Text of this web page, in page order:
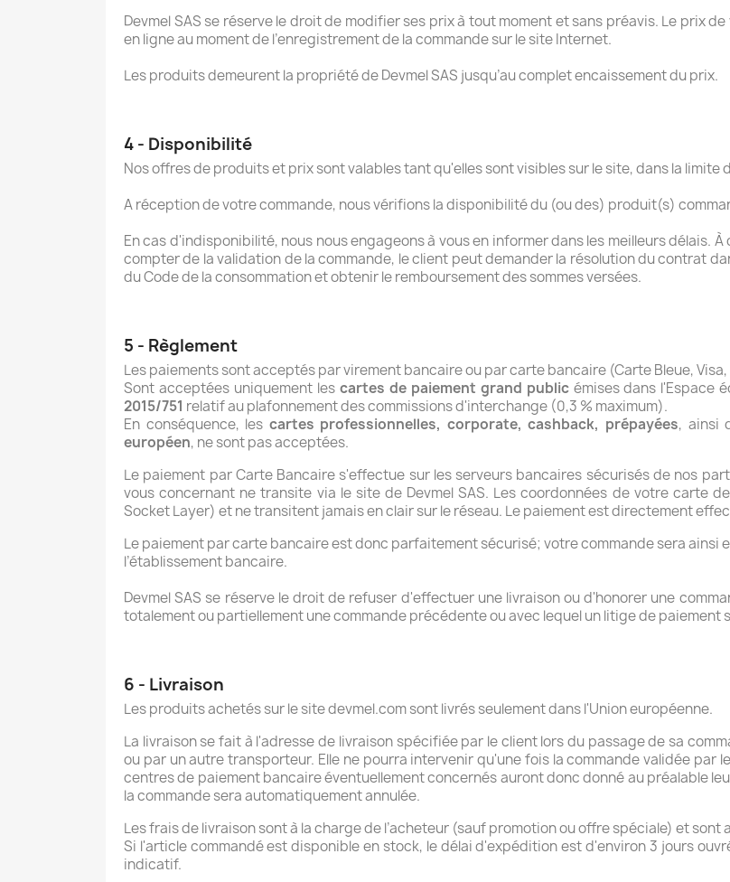
Devmel SAS se réserve le droit de modifier ses prix à tout moment et sans préavis. Le prix
en ligne au moment de l’enregistrement de la commande sur le site Internet.
Les produits demeurent la propriété de Devmel SAS jusqu’au complet encaissement du prix.
4 - Disponibilité
Nos offres de produits et prix sont valables tant qu'elles sont visibles sur le site, dans la limite
A réception de votre commande, nous vérifions la disponibilité du (ou des) produit(s)
En cas d'indisponibilité, nous nous engageons à vous en informer dans les meilleurs délais.
compter de la validation de la commande, le client peut demander la résolution du contrat
du Code de la consommation et obtenir le remboursement des sommes versées.
5 - Règlement
Les paiements sont acceptés par virement bancaire ou par carte bancaire (Carte Bleue,
Sont acceptées uniquement les cartes de paiement grand publicémises dans l'Espace
2015/751 relatif au plafonnement des commissions d'interchange (0,3 % maximum).
En conséquence, les cartes professionnelles, corporate, cashback, prépayées, ainsi
européen, ne sont pas acceptées.
Le paiement par Carte Bancaire s'effectue sur les serveurs bancaires sécurisés de nos
vous concernant ne transite via le site de Devmel SAS. Les coordonnées de votre carte
Socket Layer) et ne transitent jamais en clair sur le réseau. Le paiement est directement
Le paiement par carte bancaire est donc parfaitement sécurisé; votre commande sera
l’établissement bancaire.
Devmel SAS se réserve le droit de refuser d'effectuer une livraison ou d'honorer une
totalement ou partiellement une commande précédente ou avec lequel un litige de
6 - Livraison
Les produits achetés sur le site devmel.com sont livrés seulement dans l'Union européenne.
La livraison se fait à l'adresse de livraison spécifiée par le client lors du passage de sa
ou par un autre transporteur. Elle ne pourra intervenir qu'une fois la commande validée
centres de paiement bancaire éventuellement concernés auront donc donné au préalable
la commande sera automatiquement annulée.
Les frais de livraison sont à la charge de l’acheteur (sauf promotion ou offre spéciale) et sont
Si l'article commandé est disponible en stock, le délai d'expédition est d'environ 3 jours
indicatif.